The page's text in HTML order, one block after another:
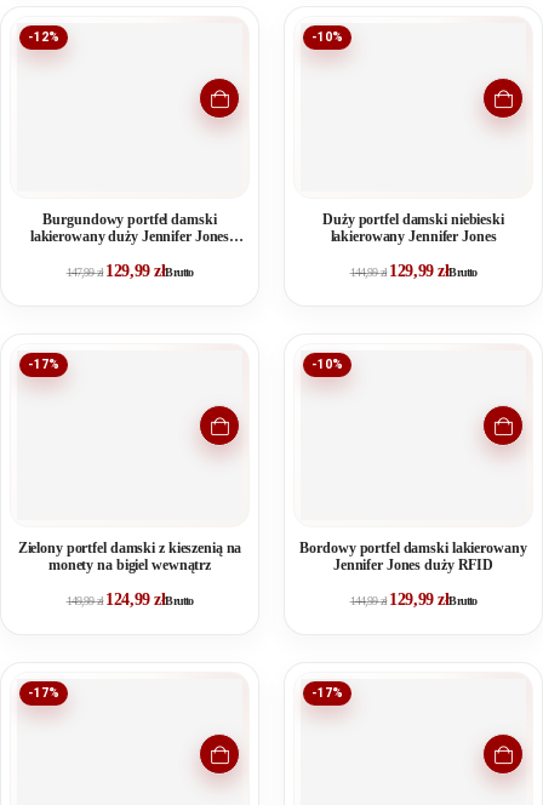
-12%
Burgundowy portfel damski
lakierowany duży Jennifer Jones
147,99zł 129,99złBrutto
-10%
Duży portfel damski niebieski
lakierowany Jennifer Jones
144,99zł 129,99złBrutto
-17%
Zielony portfel damski z kieszenią na
monety na bigiel wewnątrz
149,99zł 124,99złBrutto
-10%
Bordowy portfel damski lakierowany
Jennifer Jones duży RFID
144,99zł 129,99złBrutto
-17% -17%